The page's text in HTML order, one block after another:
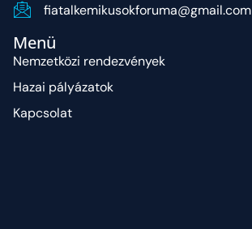
fiatalkemikusokforuma@gmail.com
Menü
Nemzetközi rendezvények
Hazai pályázatok
Kapcsolat